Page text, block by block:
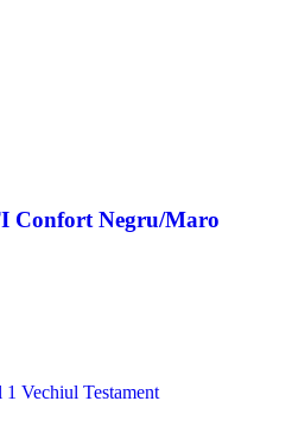
Confort Negru/Maro